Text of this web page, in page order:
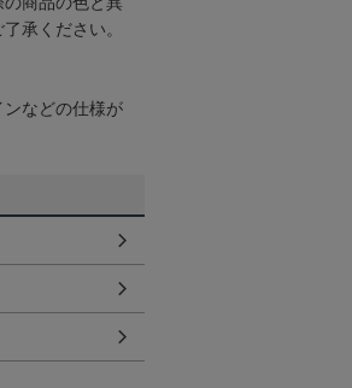
承ください。
などの仕様が